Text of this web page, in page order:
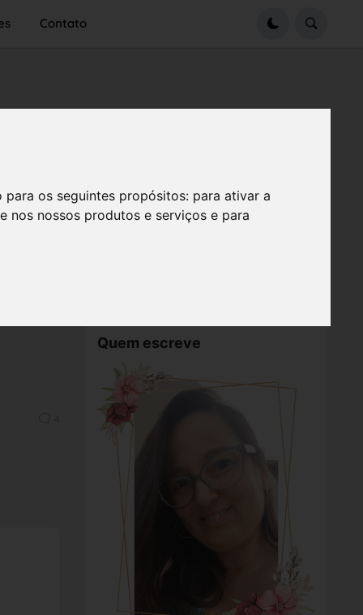
para os seguintes propósitos: para ativar a
nos nossos produtos e serviços e para
Contato
Quem escreve